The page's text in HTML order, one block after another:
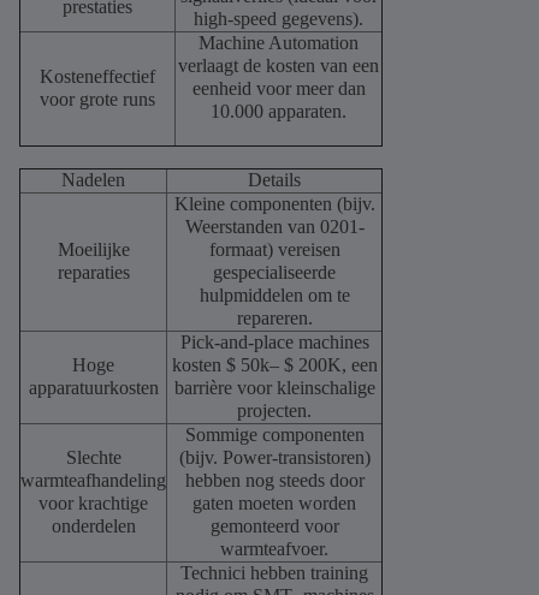
prestaties
high-speed gegevens).
Kosteneffectief
voor grote runs
Machine Automation
verlaagt de kosten van een
eenheid voor meer dan
10.000 apparaten.
Nadelen Details
Moeilijke
reparaties
Kleine componenten (bijv.
Weerstanden van 0201-
formaat) vereisen
gespecialiseerde
hulpmiddelen om te
repareren.
Hoge
apparatuurkosten
Pick-and-place machines
kosten $ 50k– $ 200K, een
barrière voor kleinschalige
projecten.
Slechte
warmteafhandeling
voor krachtige
onderdelen
Sommige componenten
(bijv. Power-transistoren)
hebben nog steeds door
gaten moeten worden
gemonteerd voor
warmteafvoer.
Technici hebben training